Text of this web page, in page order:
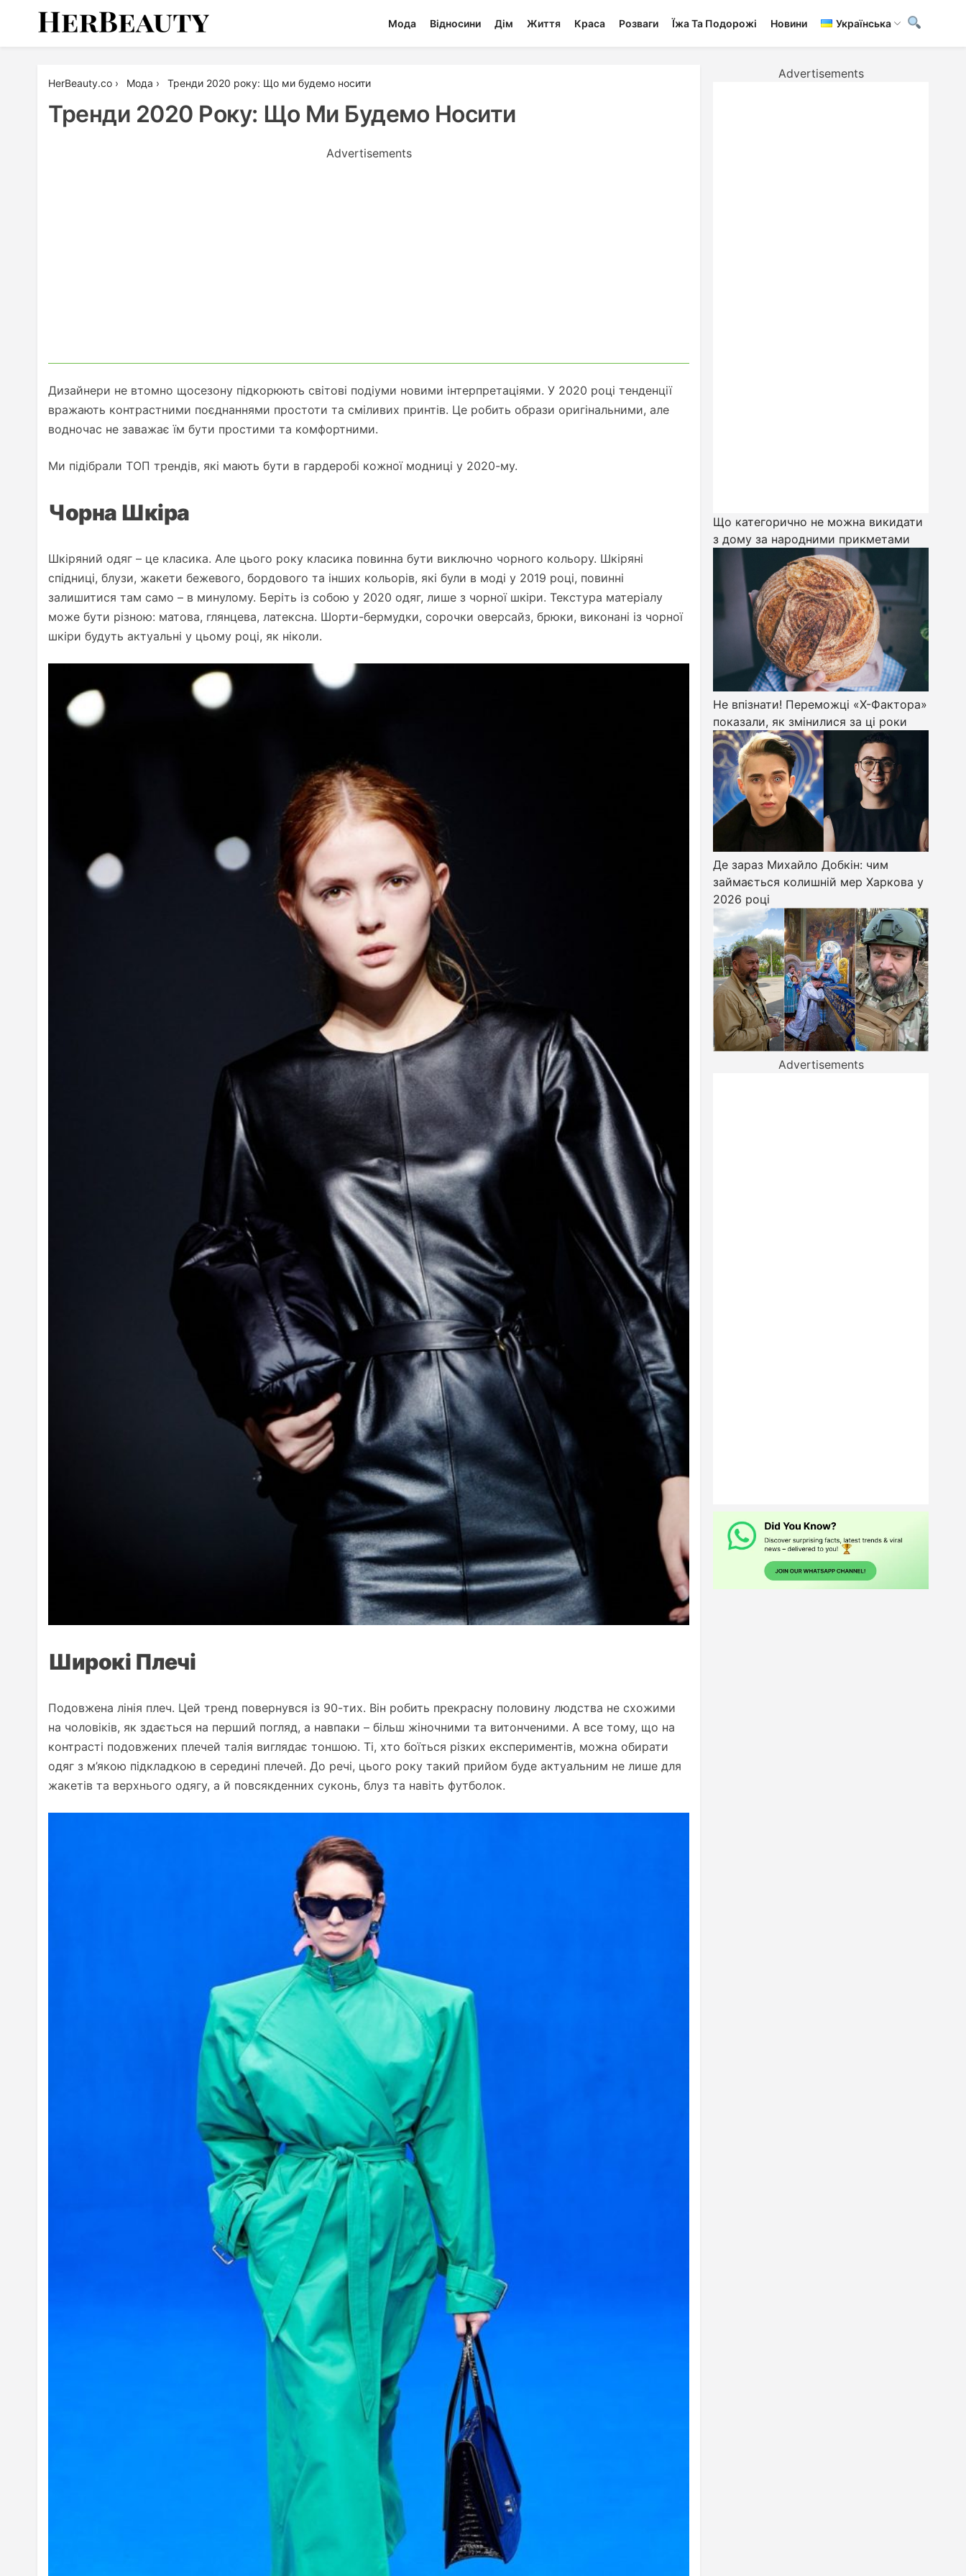
Мода Відносини Дім Життя Краса Розваги Ї́жа Та Подорожі Новини Українська
HerBeauty.co › Мода › Тренди 2020 року: Що ми будемо носити
Тренди 2020 Року: Що Ми Будемо Носити
Advertisements
Дизайнери не втомно щосезону підкорюють світові подіуми новими інтерпретаціями. У 2020 році тенденції
вражають контрастними поєднаннями простоти та сміливих принтів. Це робить образи оригінальними, але
водночас не заважає їм бути простими та комфортними.
Ми підібрали ТОП трендів, які мають бути в гардеробі кожної модниці у 2020-му.
Чорна Шкіра
Шкіряний одяг – це класика. Але цього року класика повинна бути виключно чорного кольору. Шкіряні
спідниці, блузи, жакети бежевого, бордового та інших кольорів, які були в моді у 2019 році, повинні
залишитися там само – в минулому. Беріть із собою у 2020 одяг, лише з чорної шкіри. Текстура матеріалу
може бути різною: матова, глянцева, латексна. Шорти-бермудки, сорочки оверсайз, брюки, виконані із чорної
шкіри будуть актуальні у цьому році, як ніколи.
Широкі Плечі
Подовжена лінія плеч. Цей тренд повернувся із 90-тих. Він робить прекрасну половину людства не схожими
на чоловіків, як здається на перший погляд, а навпаки – більш жіночними та витонченими. А все тому, що на
контрасті подовжених плечей талія виглядає тоншою. Ті, хто боїться різких експериментів, можна обирати
одяг з м’якою підкладкою в середині плечей. До речі, цього року такий прийом буде актуальним не лише для
жакетів та верхнього одягу, а й повсякденних суконь, блуз та навіть футболок.
Advertisements
Що категорично не можна викидати
з дому за народними прикметами
Не впізнати! Переможці «Х-Фактора»
показали, як змінилися за ці роки
Де зараз Михайло Добкін: чим
займається колишній мер Харкова у
2026 році
Advertisements